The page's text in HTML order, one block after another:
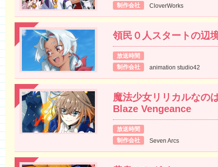
制作会社
CloverWorks
領民０人スタートの辺
放送時間
制作会社
animation studio42
魔法少女リリカルなの
Blaze Vengeance
放送時間
制作会社
Seven Arcs